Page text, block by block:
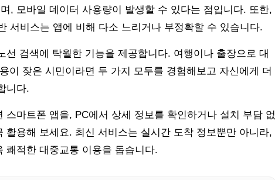
, 모바일 데이터 사용량이 발생할 수 있다는 점입니다. 또한,
서비스는 앱에 비해 다소 느리거나 부정확할 수 있습니다.
선 검색에 탁월한 기능을 제공합니다. 여행이나 출장으로 대
이 잦은 시민이라면 두 가지 모두를 경험해보고 자신에게 더
니다.
스마트폰 앱을, PC에서 상세 정보를 확인하거나 설치 부담 없
활용해 보세요. 최신 서비스는 실시간 도착 정보뿐만 아니라,
쾌적한 대중교통 이용을 돕습니다.